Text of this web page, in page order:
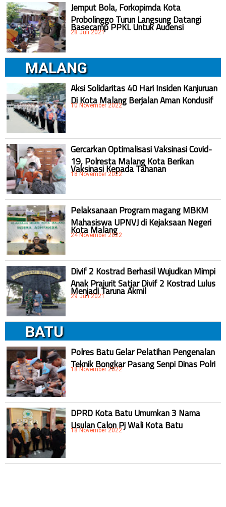
Jemput Bola, Forkopimda Kota
Probolinggo Turun Langsung Datangi
Basecamp PPKL Untuk Audensi
28 Juli 2021
MALANG
Aksi Solidaritas 40 Hari Insiden Kanjuruan
Di Kota Malang Berjalan Aman Kondusif
10 November 2022
Gercarkan Optimalisasi Vaksinasi Covid-
19, Polresta Malang Kota Berikan
Vaksinasi Kepada Tahanan
18 November 2022
Pelaksanaan Program magang MBKM
Mahasiswa UPNVJ di Kejaksaan Negeri
Kota Malang
24 November 2022
Divif 2 Kostrad Berhasil Wujudkan Mimpi
Anak Prajurit Satjar Divif 2 Kostrad Lulus
Menjadi Taruna Akmil
29 Juli 2021
BATU
Polres Batu Gelar Pelatihan Pengenalan
Teknik Bongkar Pasang Senpi Dinas Polri
18 November 2022
DPRD Kota Batu Umumkan 3 Nama
Usulan Calon Pj Wali Kota Batu
18 November 2022